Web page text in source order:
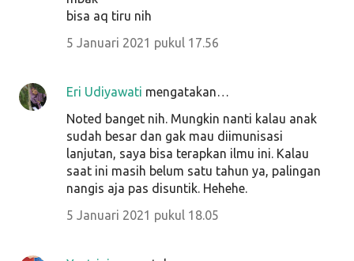
bisa aq tiru nih
5 Januari 2021 pukul 17.56
Eri Udiyawati mengatakan…
Noted banget nih. Mungkin nanti kalau anak
sudah besar dan gak mau diimunisasi
lanjutan, saya bisa terapkan ilmu ini. Kalau
saat ini masih belum satu tahun ya, palingan
nangis aja pas disuntik. Hehehe.
5 Januari 2021 pukul 18.05